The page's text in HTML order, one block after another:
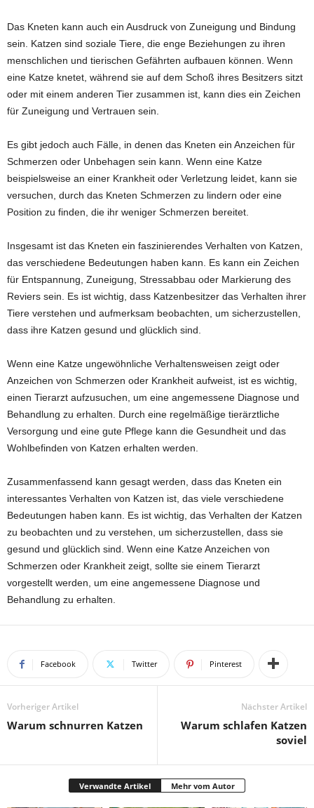
Das Kneten kann auch ein Ausdruck von Zuneigung und Bindung
sein. Katzen sind soziale Tiere, die enge Beziehungen zu ihren
menschlichen und tierischen Gefährten aufbauen können. Wenn
eine Katze knetet, während sie auf dem Schoß ihres Besitzers sitzt
oder mit einem anderen Tier zusammen ist, kann dies ein Zeichen
für Zuneigung und Vertrauen sein.
Es gibt jedoch auch Fälle, in denen das Kneten ein Anzeichen für
Schmerzen oder Unbehagen sein kann. Wenn eine Katze
beispielsweise an einer Krankheit oder Verletzung leidet, kann sie
versuchen, durch das Kneten Schmerzen zu lindern oder eine
Position zu finden, die ihr weniger Schmerzen bereitet.
Insgesamt ist das Kneten ein faszinierendes Verhalten von Katzen,
das verschiedene Bedeutungen haben kann. Es kann ein Zeichen
für Entspannung, Zuneigung, Stressabbau oder Markierung des
Reviers sein. Es ist wichtig, dass Katzenbesitzer das Verhalten ihrer
Tiere verstehen und aufmerksam beobachten, um sicherzustellen,
dass ihre Katzen gesund und glücklich sind.
Wenn eine Katze ungewöhnliche Verhaltensweisen zeigt oder
Anzeichen von Schmerzen oder Krankheit aufweist, ist es wichtig,
einen Tierarzt aufzusuchen, um eine angemessene Diagnose und
Behandlung zu erhalten. Durch eine regelmäßige tierärztliche
Versorgung und eine gute Pflege kann die Gesundheit und das
Wohlbefinden von Katzen erhalten werden.
Zusammenfassend kann gesagt werden, dass das Kneten ein
interessantes Verhalten von Katzen ist, das viele verschiedene
Bedeutungen haben kann. Es ist wichtig, das Verhalten der Katzen
zu beobachten und zu verstehen, um sicherzustellen, dass sie
gesund und glücklich sind. Wenn eine Katze Anzeichen von
Schmerzen oder Krankheit zeigt, sollte sie einem Tierarzt
vorgestellt werden, um eine angemessene Diagnose und
Behandlung zu erhalten.
Facebook Twitter Pinterest
Vorheriger Artikel
Warum schnurren Katzen
Nächster Artikel
Warum schlafen Katzen
soviel
Verwandte Artikel Mehr vom Autor